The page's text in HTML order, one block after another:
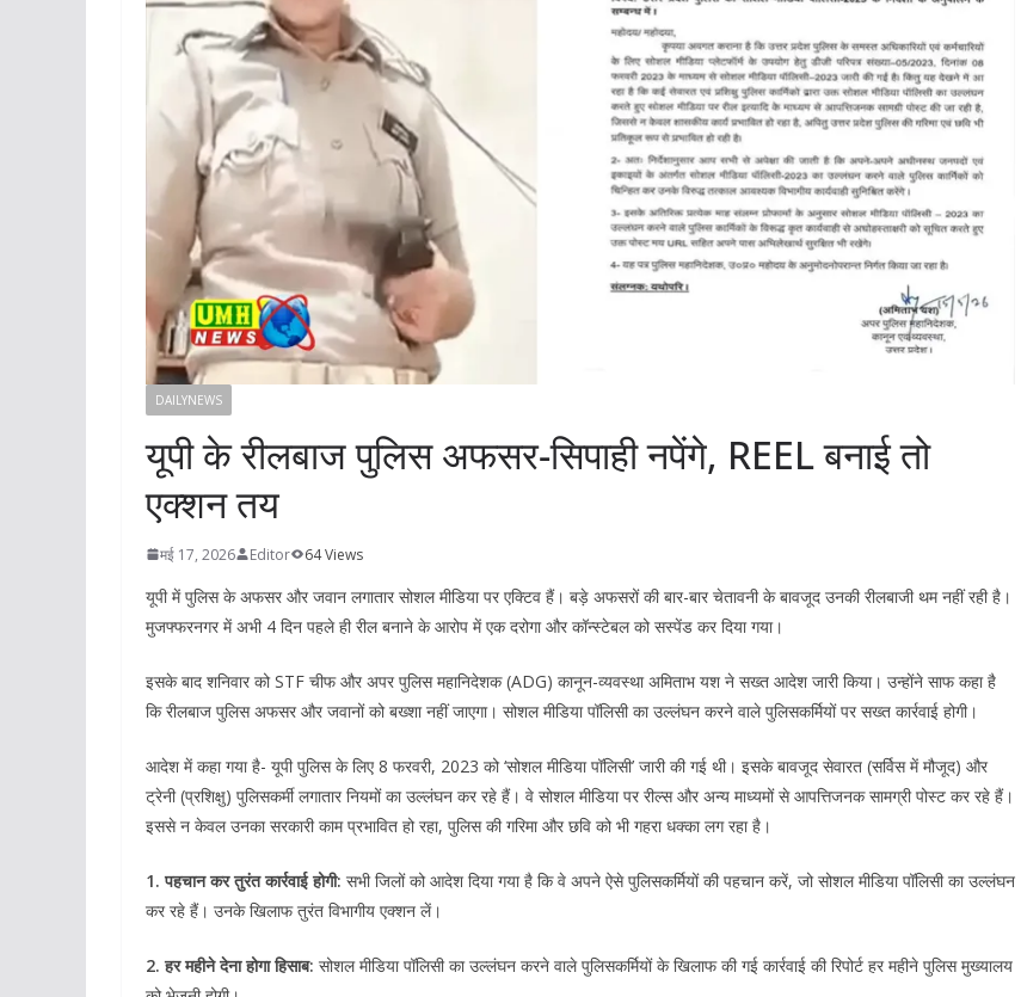
DAILYNEWS
यूपी के रीलबाज पुलिस अफसर-सिपाही नपेंगे, REEL बनाई तो
एक्शन तय
मई 17, 2026 Editor 64 Views
यूपी में पुलिस के अफसर और जवान लगातार सोशल मीडिया पर एक्टिव हैं। बड़े अफसरों की बार-बार चेतावनी के बावजूद उनकी रीलबाजी थम नहीं रही है।
मुजफ्फरनगर में अभी 4 दिन पहले ही रील बनाने के आरोप में एक दरोगा और कॉन्स्टेबल को सस्पेंड कर दिया गया।
इसके बाद शनिवार को STF चीफ और अपर पुलिस महानिदेशक (ADG) कानून-व्यवस्था अमिताभ यश ने सख्त आदेश जारी किया। उन्होंने साफ कहा है
कि रीलबाज पुलिस अफसर और जवानों को बख्शा नहीं जाएगा। सोशल मीडिया पॉलिसी का उल्लंघन करने वाले पुलिसकर्मियों पर सख्त कार्रवाई होगी।
आदेश में कहा गया है- यूपी पुलिस के लिए 8 फरवरी, 2023 को ‘सोशल मीडिया पॉलिसी’ जारी की गई थी। इसके बावजूद सेवारत (सर्विस में मौजूद) और
ट्रेनी (प्रशिक्षु) पुलिसकर्मी लगातार नियमों का उल्लंघन कर रहे हैं। वे सोशल मीडिया पर रील्स और अन्य माध्यमों से आपत्तिजनक सामग्री पोस्ट कर रहे हैं।
इससे न केवल उनका सरकारी काम प्रभावित हो रहा, पुलिस की गरिमा और छवि को भी गहरा धक्का लग रहा है।
1. पहचान कर तुरंत कार्रवाई होगी: सभी जिलों को आदेश दिया गया है कि वे अपने ऐसे पुलिसकर्मियों की पहचान करें, जो सोशल मीडिया पॉलिसी का उल्लंघन
कर रहे हैं। उनके खिलाफ तुरंत विभागीय एक्शन लें।
2. हर महीने देना होगा हिसाब: सोशल मीडिया पॉलिसी का उल्लंघन करने वाले पुलिसकर्मियों के खिलाफ की गई कार्रवाई की रिपोर्ट हर महीने पुलिस मुख्यालय